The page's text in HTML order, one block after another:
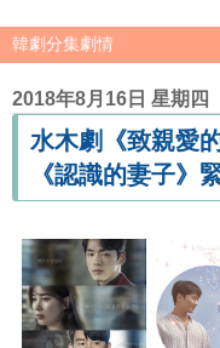
2018年8月16日 星期四
水木劇《致親愛
《認識的妻子》